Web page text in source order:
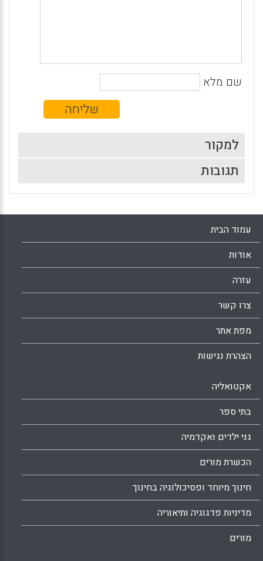
שם מלא
למקור
תגובות
עמוד הבית
אודות
עזרה
צרו קשר
מפת אתר
הצהרת נגישות
אקטואליה
בתי ספר
גני ילדים ואקדמיה
הכשרת מורים
חינוך מיוחד ופסיכולוגיה בחינוך
מדיניות פדגוגיה ותיאוריה
מורים